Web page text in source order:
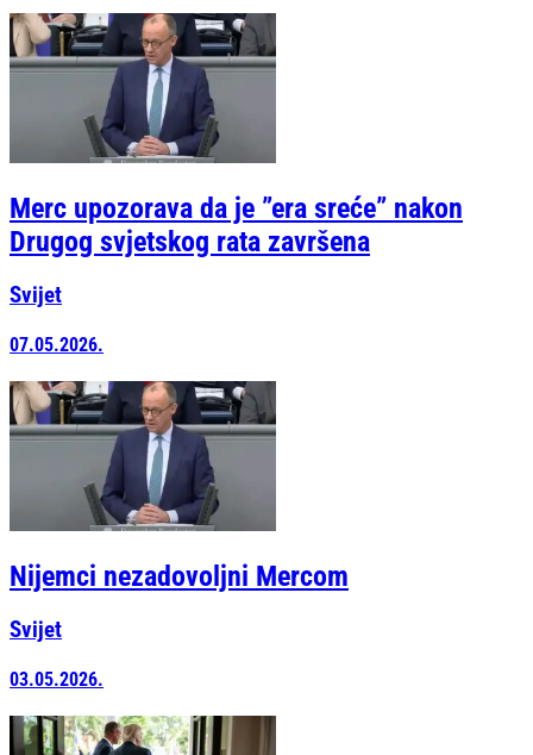
Merc upozorava da je ”era sreće” nakon
Drugog svjetskog rata završena
Svijet
07.05.2026.
Nijemci nezadovoljni Mercom
Svijet
03.05.2026.